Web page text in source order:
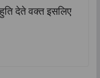
देते वक्त इसलिए